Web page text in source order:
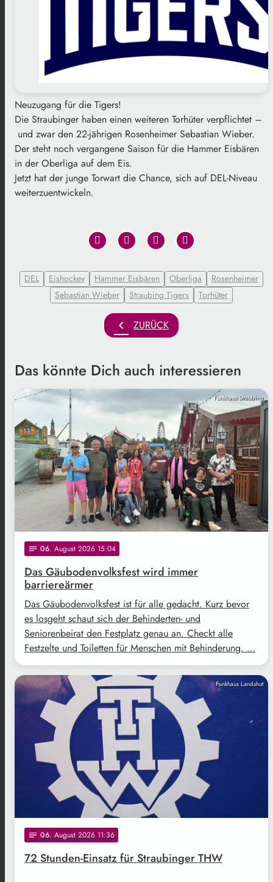
Neuzugang für die Tigers!
Die Straubinger haben einen weiteren Torhüter verpflichtet –
und zwar den 22-jährigen Rosenheimer Sebastian Wieber.
Der steht noch vergangene Saison für die Hammer Eisbären
in der Oberliga auf dem Eis.
Jetzt hat der junge Torwart die Chance, sich auf DEL-Niveau
weiterzuentwickeln.
DEL Eishockey Hammer Eisbären Oberliga
Rosenheimer
Sebastian Wieber
Straubing Tigers Torhüter
chevron_left ZURÜCK
Das könnte Dich auch interessieren
Funkhaus Straubing
notes 06. August 2026 15:04
Das Gäubodenvolksfest wird immer
barriereärmer
Das Gäubodenvolksfest ist für alle gedacht. Kurz bevor
es losgeht schaut sich der Behinderten- und
Seniorenbeirat den Festplatz genau an. Checkt alle
Festzelte und Toiletten für Menschen mit Behinderung. …
Funkhaus Landshut
notes 06. August 2026 11:36
72 Stunden-Einsatz für Straubinger THW